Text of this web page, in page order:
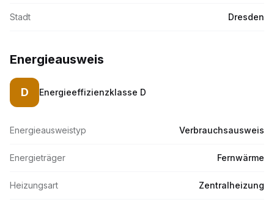
Stadt Dresden
Energieausweis
D Energieeffizienzklasse D
Energieausweistyp Verbrauchsausweis
Energieträger Fernwärme
Heizungsart Zentralheizung